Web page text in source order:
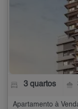
3 quartos
Apartamento à